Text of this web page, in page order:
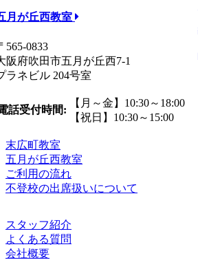
月が丘西教室
565-0833
阪府吹田市五月が丘西7-1
ラネビル 204号室
話受付時間:
【月～金】10:30～18:00
【祝日】10:30～15:00
末広町教室
五月が丘西教室
ご利用の流れ
不登校の出席扱いについて
スタッフ紹介
よくある質問
会社概要